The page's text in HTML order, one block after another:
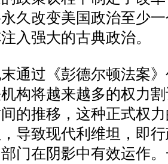
久改变美国政治至少
入强大的古典政治。
通过《彭德尔顿法案
构将越来越多的权力
的推移，这种正式权
导致现代利维坦，即
门在阴影中有效运作